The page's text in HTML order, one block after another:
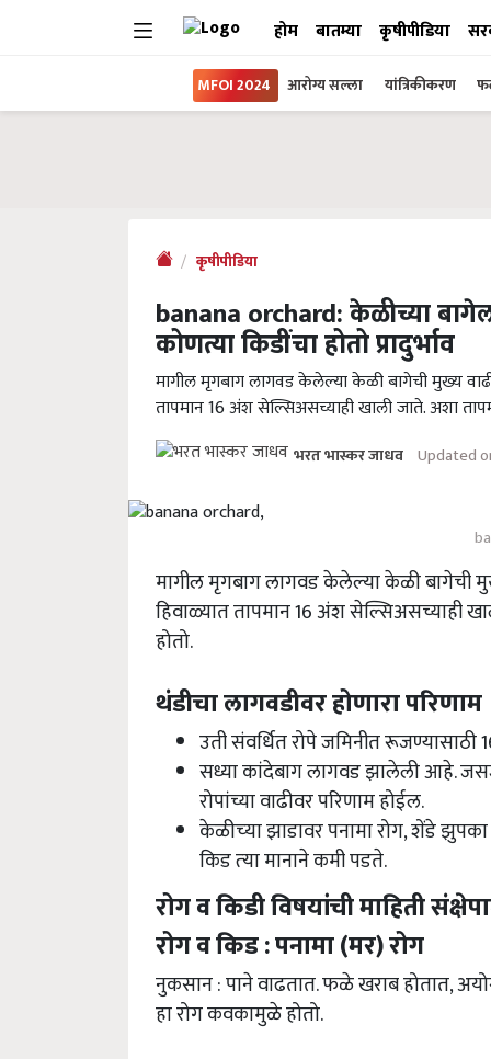
होम बातम्या कृषीपीडिया
MFOI 2024 आरोग्य सल्ला यांत्रिकीकरण
कृषीपीडिया
banana orchard: केळीच्या
कोणत्या किडींचा होतो प्रादुर्भाव
मागील मृगबाग लागवड केलेल्या केळी बागेची मुख्य
तापमान 16 अंश सेल्सिअसच्याही खाली जाते. अशा
भरत भास्कर जाधव Updated
मागील मृगबाग लागवड केलेल्या केळी बागेची
हिवाळ्यात तापमान 16 अंश सेल्सिअसच्याही
होतो.
थंडीचा लागवडीवर होणारा परिणाम
उती संवर्धित रोपे जमिनीत
सध्या कांदेबाग लागवड झालेली आहे.
रोपांच्या वाढीवर परिणाम होईल.
केळीच्‍या झाडावर पनामा रोग, शेंडे
किड त्‍या मानाने कमी पडते.
रोग व किडी विषयांची माहिती
रोग व किड : पनामा (मर) रोग
नुकसान : पाने वाढतात. फळे खराब होतात,
हा रोग कवकामुळे होतो.